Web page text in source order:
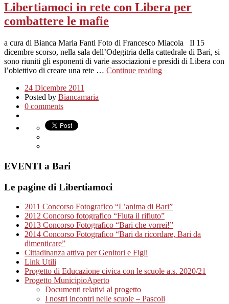
Libertiamoci in rete con Libera per
combattere le mafie
a cura di Bianca Maria Fanti Foto di Francesco Miacola Il 15
dicembre scorso, nella sala dell’Odegitria della cattedrale di Bari, si
sono riuniti gli esponenti di varie associazioni e presìdi di Libera con
l’obiettivo di creare una rete … Continue reading
24 Dicembre 2011
Posted by Biancamaria
0 comments
EVENTI a Bari
Le pagine di Libertiamoci
2011 Concorso Fotografico “L’anima di Bari”
2012 Concorso fotografico “Fiuta il rifiuto”
2013 Concorso Fotografico “Bari che vorrei!”
2014 Concorso Fotografico “Bari da ricordare, Bari da
dimenticare”
Cittadinanza attiva per Genitori e Figli
Link Utili
Progetto di Educazione civica con le scuole a.s. 2020/21
Progetto MunicipioAperto
Documenti relativi al progetto
I nostri incontri nelle scuole – Pascoli